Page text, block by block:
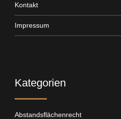
Kontakt
Impressum
Kategorien
Abstandsflächenrecht